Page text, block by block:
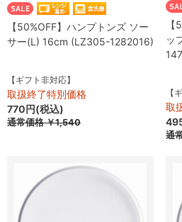
【50%OFF】ハンプトンズ ソー
サー(L) 16cm (LZ305-1282016)
【ギフト非対応】
取扱終了特別価格
770円(税込)
通常価格￥1,540
ッ
【
取
通